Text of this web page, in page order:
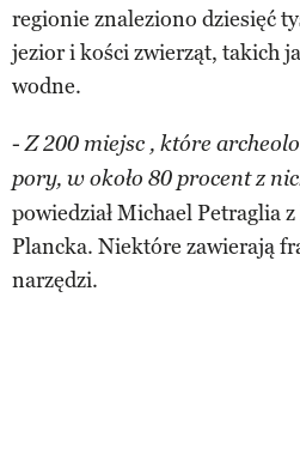
regionie znaleziono dziesięć
jezior i kości zwierząt, takich
wodne.
-Z 200 miejsc , które
pory, w około 80 procent z
powiedział Michael Petraglia
Plancka. Niektóre zawierają
narzędzi.